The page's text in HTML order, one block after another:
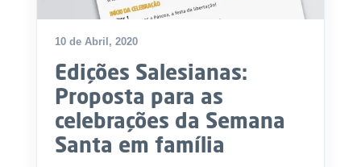
10 de Abril, 2020
Edições Salesianas:
Proposta para as
celebrações da Semana
Santa em família
O
R
T
A
N
A